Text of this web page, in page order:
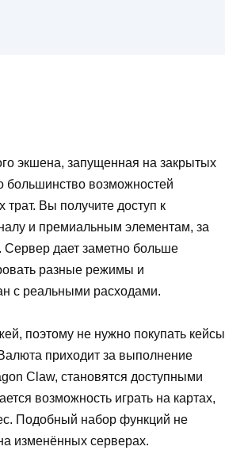
экшена, запущенная на закрытых
большинство возможностей
трат. Вы получите доступ к
и премиальным элементам, за
Сервер дает заметно больше
разные режимы и
с реальными расходами.
поэтому не нужно покупать кейсы
приходит за выполнение
Claw, становятся доступными
возможность играть на картах,
Подобный набор функций не
изменённых серверах.